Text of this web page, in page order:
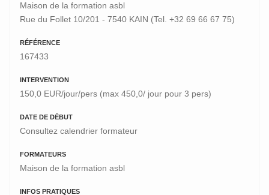
Maison de la formation asbl
Rue du Follet 10/201 - 7540 KAIN (Tel. +32 69 66 67 75)
RÉFÉRENCE
167433
INTERVENTION
150,0 EUR/jour/pers (max 450,0/ jour pour 3 pers)
DATE DE DÉBUT
Consultez calendrier formateur
FORMATEURS
Maison de la formation asbl
INFOS PRATIQUES